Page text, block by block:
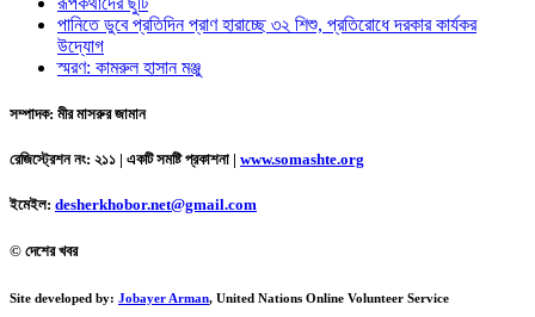
পানিতে ডুবে প্রতিদিন প্রাণ হারাচ্ছে ৩২ শিশু, প্রতিরোধে দরকার কার্যকর
উদ্যোগ
স্মরণ: কামরুল হাসান মঞ্জু
সম্পাদক: মীর মাসরুর জামান
রেজিস্ট্রেশন নং: ২১১ | একটি সমষ্টি প্রকাশনা | www.somashte.org
ইমেইল: desherkhobor.net@gmail.com
© দেশের খবর
Site developed by: Jobayer Arman, United Nations Online Volunteer Service